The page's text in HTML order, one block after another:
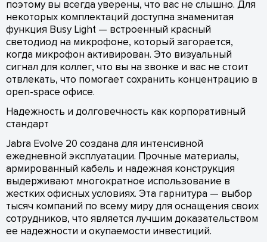
поэтому вы всегда уверены, что вас не слышно. Для
некоторых комплектаций доступна знаменитая
функция Busy Light — встроенный красный
светодиод на микрофоне, который загорается,
когда микрофон активирован. Это визуальный
сигнал для коллег, что вы на звонке и вас не стоит
отвлекать, что помогает сохранить концентрацию в
open-space офисе.
Надежность и долговечность как корпоративный
стандарт
Jabra Evolve 20 создана для интенсивной
ежедневной эксплуатации. Прочные материалы,
армированный кабель и надежная конструкция
выдерживают многократное использование в
жестких офисных условиях. Эта гарнитура — выбор
тысяч компаний по всему миру для оснащения своих
сотрудников, что является лучшим доказательством
ее надежности и окупаемости инвестиций.